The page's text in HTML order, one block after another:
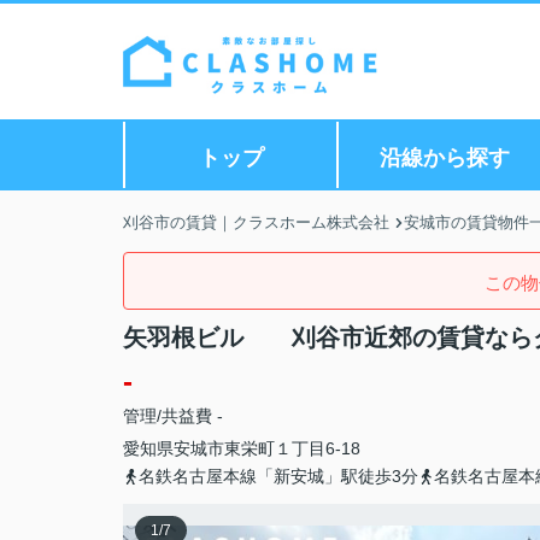
トップ 沿線から探す
刈谷市の賃貸｜クラスホーム株式会社 安城市の賃貸物件
この
矢羽根ビル 刈谷市近郊の賃貸なら
-
管理/共益費 -
愛知県安城市東栄町 １丁目6-18
名鉄名古屋本線「新安城」駅徒歩3分
名鉄名古屋
1/7